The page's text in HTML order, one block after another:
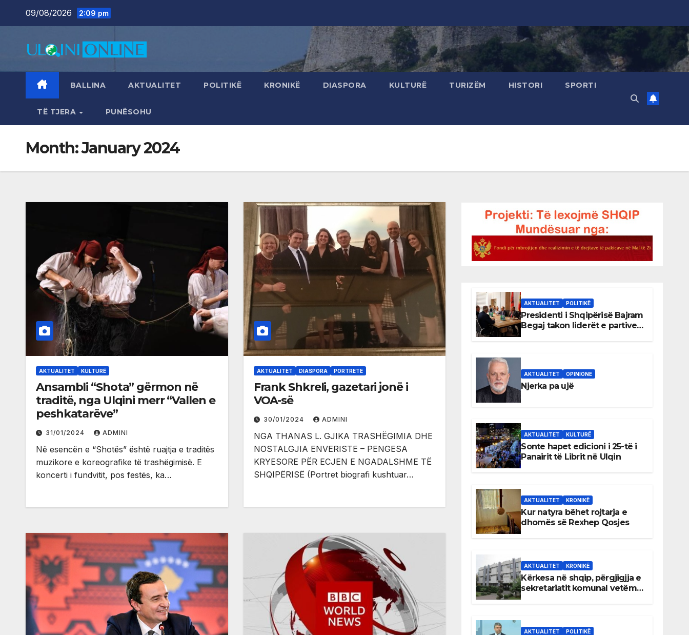
09/08/2026 2:09 pm
BALLINA AKTUALITET POLITIKË KRONIKË DIASPORA KULTURË TURIZËM HISTORI SPORTI
TË TJERA PUNËSOHU
Month:January 2024
AKTUALITET KULTURË
Ansambli “Shota” gërmon në
traditë, nga Ulqini merr “Vallen e
peshkatarëve”
31/01/2024 ADMINI
Në esencën e “Shotës” është ruajtja e traditës
muzikore e koreografike të trashëgimisë. E
koncerti i fundvitit, pos festës, ka…
AKTUALITET DIASPORA PORTRETE
Frank Shkreli, gazetari jonë i
VOA-së
30/01/2024 ADMINI
NGA THANAS L. GJIKA TRASHËGIMIA DHE
NOSTALGJIA ENVERISTE – PENGESA
KRYESORE PËR ECJEN E NGADALSHME TË
SHQIPËRISË (Portret biografi kushtuar…
AKTUALITET POLITIKË
Presidenti i Shqipërisë Bajram
Begaj takon liderët e partive
AKTUALITET OPINIONE
Njerka pa ujë
AKTUALITET KULTURË
Sonte hapet edicioni i 25-të i
Panairit të Librit në Ulqin
AKTUALITET KRONIKË
Kur natyra bëhet rojtarja e
dhomës së Rexhep Qosjes
AKTUALITET KRONIKË
Kërkesa në shqip, përgjigjja e
sekretariatit komunal vetëm
AKTUALITET POLITIKË